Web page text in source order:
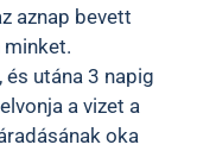
aznap bevett
utána 3 napig
a vizet a
oka